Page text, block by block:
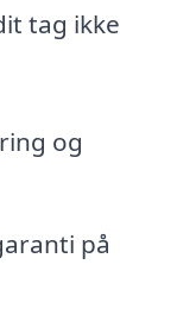
tag ikke
og
på